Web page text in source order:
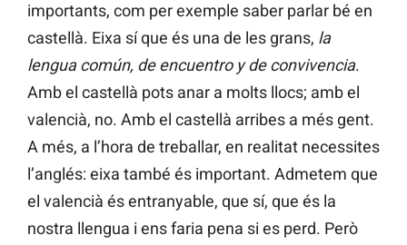
importants, com per exemple saber parlar bé en
castellà. Eixa sí que és una de les grans, la
lengua común, de encuentro y de convivencia.
Amb el castellà pots anar a molts llocs; amb el
valencià, no. Amb el castellà arribes a més gent.
A més, a l’hora de treballar, en realitat necessites
l’anglés: eixa també és important. Admetem que
el valencià és entranyable, que sí, que és la
nostra llengua i ens faria pena si es perd. Però